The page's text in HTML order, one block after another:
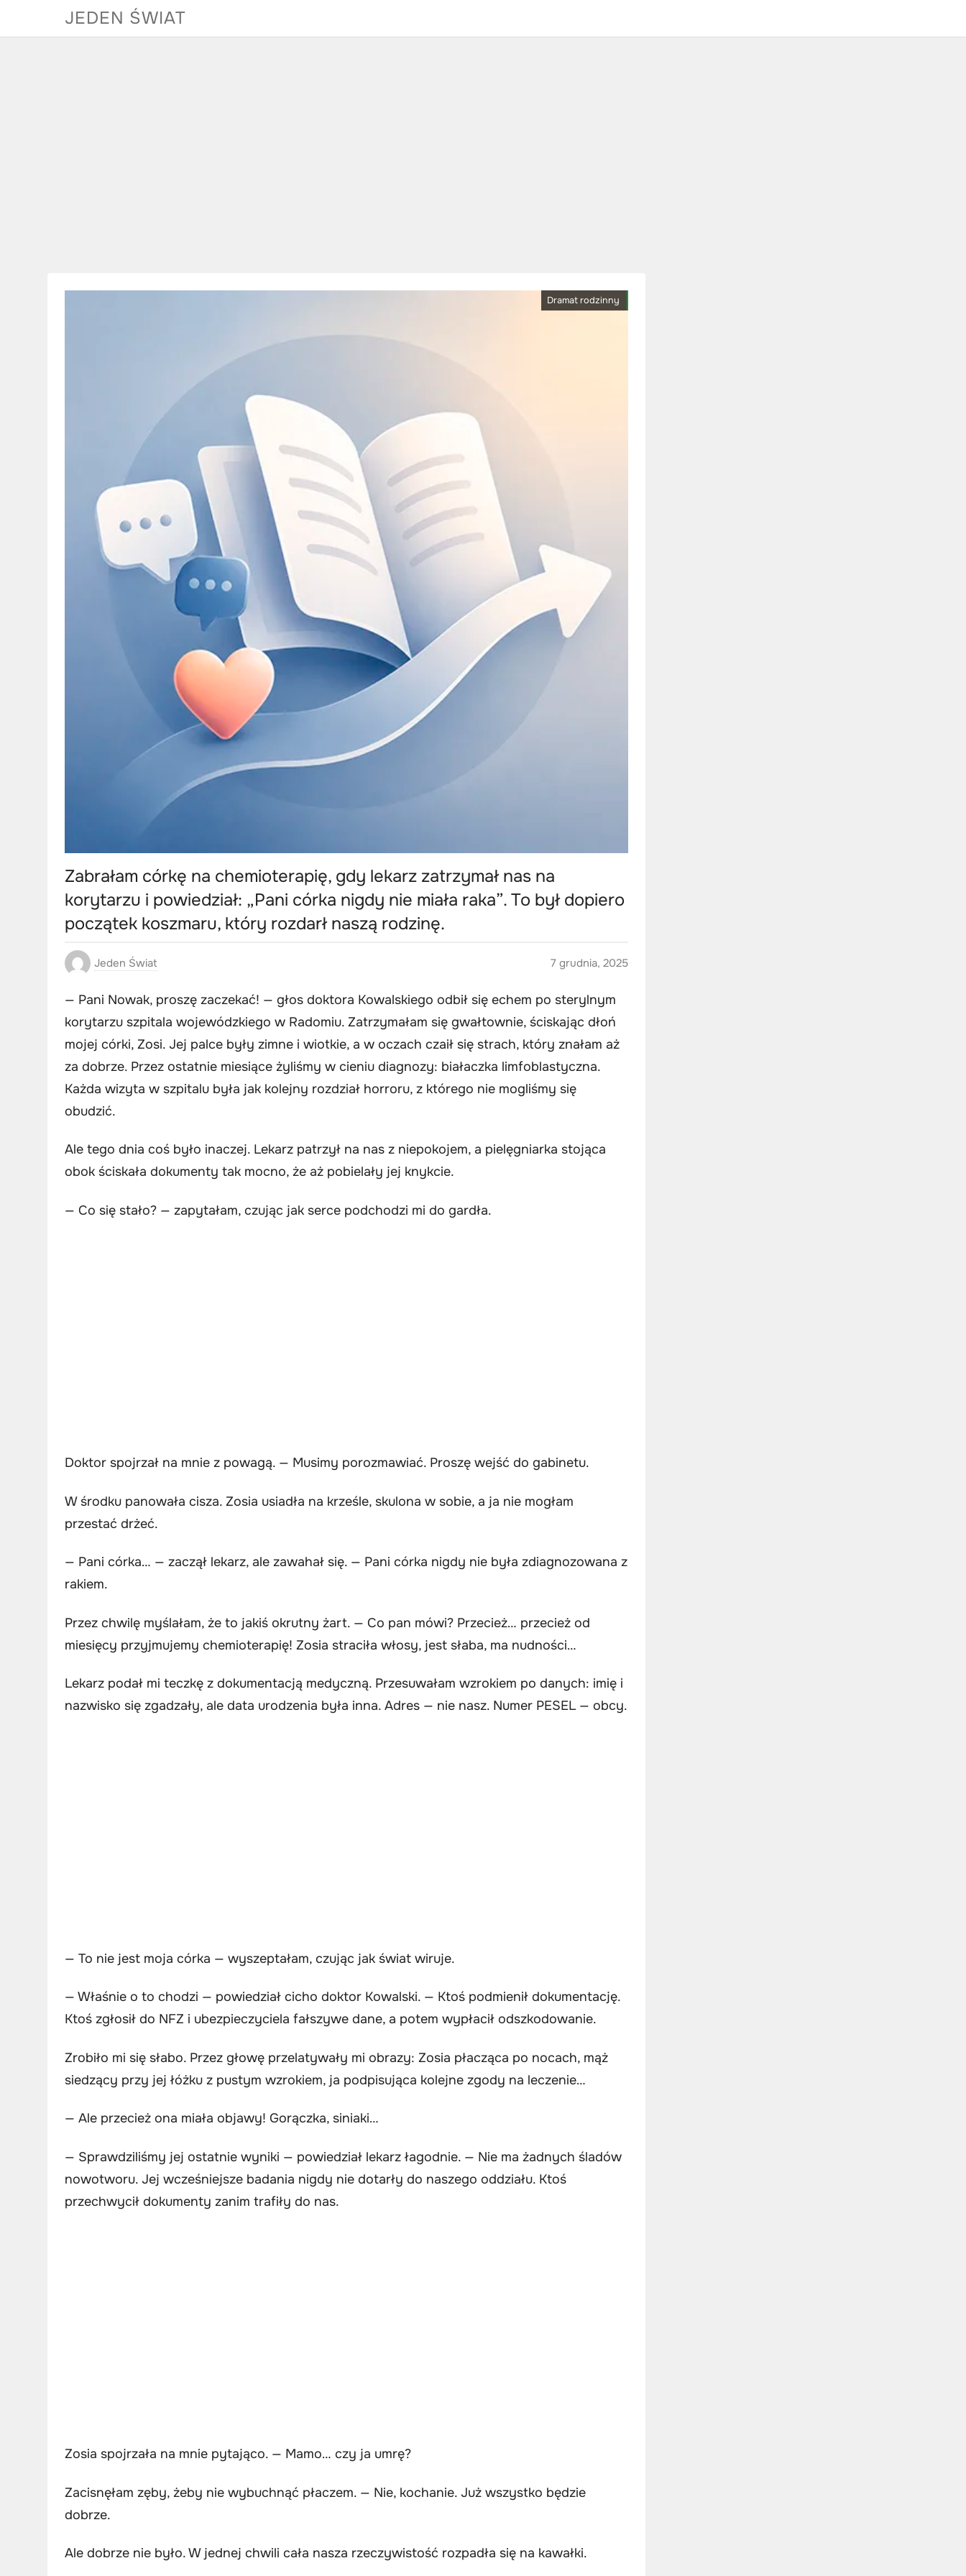
JEDEN ŚWIAT
Dramat rodzinny
Zabrałam córkę na chemioterapię, gdy lekarz zatrzymał nas na
korytarzu i powiedział: „Pani córka nigdy nie miała raka”. To był dopiero
początek koszmaru, który rozdarł naszą rodzinę.
Jeden Świat 7 grudnia, 2025
— Pani Nowak, proszę zaczekać! — głos doktora Kowalskiego odbił się echem po sterylnym
korytarzu szpitala wojewódzkiego w Radomiu. Zatrzymałam się gwałtownie, ściskając dłoń
mojej córki, Zosi. Jej palce były zimne i wiotkie, a w oczach czaił się strach, który znałam aż
za dobrze. Przez ostatnie miesiące żyliśmy w cieniu diagnozy: białaczka limfoblastyczna.
Każda wizyta w szpitalu była jak kolejny rozdział horroru, z którego nie mogliśmy się
obudzić.
Ale tego dnia coś było inaczej. Lekarz patrzył na nas z niepokojem, a pielęgniarka stojąca
obok ściskała dokumenty tak mocno, że aż pobielały jej knykcie.
— Co się stało? — zapytałam, czując jak serce podchodzi mi do gardła.
Doktor spojrzał na mnie z powagą. — Musimy porozmawiać. Proszę wejść do gabinetu.
W środku panowała cisza. Zosia usiadła na krześle, skulona w sobie, a ja nie mogłam
przestać drżeć.
— Pani córka… — zaczął lekarz, ale zawahał się. — Pani córka nigdy nie była zdiagnozowana z
rakiem.
Przez chwilę myślałam, że to jakiś okrutny żart. — Co pan mówi? Przecież… przecież od
miesięcy przyjmujemy chemioterapię! Zosia straciła włosy, jest słaba, ma nudności…
Lekarz podał mi teczkę z dokumentacją medyczną. Przesuwałam wzrokiem po danych: imię i
nazwisko się zgadzały, ale data urodzenia była inna. Adres — nie nasz. Numer PESEL — obcy.
— To nie jest moja córka — wyszeptałam, czując jak świat wiruje.
— Właśnie o to chodzi — powiedział cicho doktor Kowalski. — Ktoś podmienił dokumentację.
Ktoś zgłosił do NFZ i ubezpieczyciela fałszywe dane, a potem wypłacił odszkodowanie.
Zrobiło mi się słabo. Przez głowę przelatywały mi obrazy: Zosia płacząca po nocach, mąż
siedzący przy jej łóżku z pustym wzrokiem, ja podpisująca kolejne zgody na leczenie…
— Ale przecież ona miała objawy! Gorączka, siniaki…
— Sprawdziliśmy jej ostatnie wyniki — powiedział lekarz łagodnie. — Nie ma żadnych śladów
nowotworu. Jej wcześniejsze badania nigdy nie dotarły do naszego oddziału. Ktoś
przechwycił dokumenty zanim trafiły do nas.
Zosia spojrzała na mnie pytająco. — Mamo… czy ja umrę?
Zacisnęłam zęby, żeby nie wybuchnąć płaczem. — Nie, kochanie. Już wszystko będzie
dobrze.
Ale dobrze nie było. W jednej chwili cała nasza rzeczywistość rozpadła się na kawałki.